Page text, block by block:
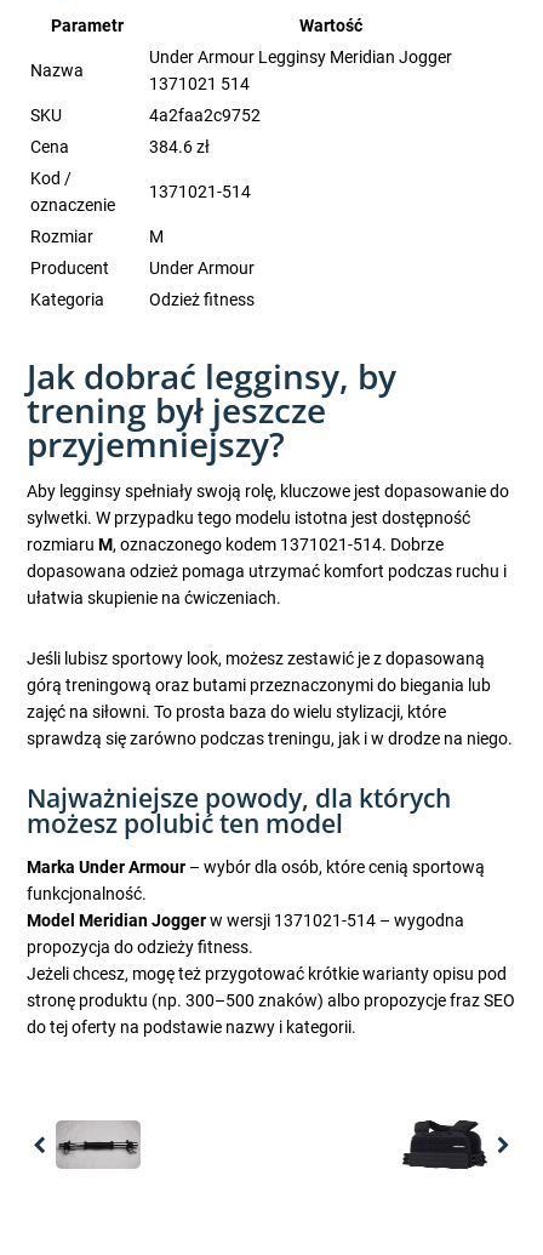
Parametr Wartość
Nazwa
Under Armour Legginsy Meridian Jogger
1371021 514
SKU
4a2faa2c9752
Cena
384.6 zł
Kod /
oznaczenie
1371021-514
Rozmiar
M
Producent
Under Armour
Kategoria
Odzież fitness
Jak dobrać legginsy, by
trening był jeszcze
przyjemniejszy?
Aby legginsy spełniały swoją rolę, kluczowe jest dopasowanie do
sylwetki. W przypadku tego modelu istotna jest dostępność
rozmiaruM, oznaczonego kodem 1371021-514. Dobrze
dopasowana odzież pomaga utrzymać komfort podczas ruchu i
ułatwia skupienie na ćwiczeniach.
Jeśli lubisz sportowy look, możesz zestawić je z dopasowaną
górą treningową oraz butami przeznaczonymi do biegania lub
zajęć na siłowni. To prosta baza do wielu stylizacji, które
sprawdzą się zarówno podczas treningu, jak i w drodze na niego.
Najważniejsze powody, dla których
możesz polubić ten model
Marka Under Armour – wybór dla osób, które cenią sportową
funkcjonalność.
Model Meridian Joggerw wersji 1371021-514 – wygodna
propozycja do odzieży fitness.
Jeżeli chcesz, mogę też przygotować krótkie warianty opisu pod
stronę produktu (np. 300–500 znaków) albo propozycje fraz SEO
do tej oferty na podstawie nazwy i kategorii.